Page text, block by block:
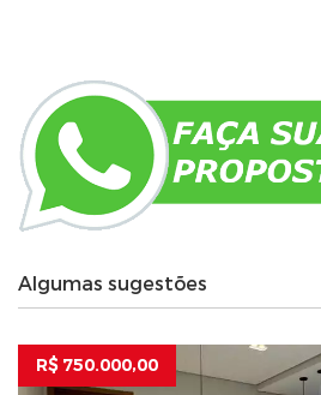
Algumas sugestões
R$ 750.000,00